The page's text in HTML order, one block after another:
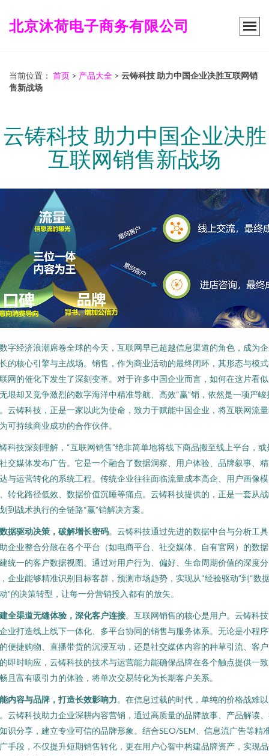
北京沐荷电子商务有限公司
当前位置： 首页 > 产品大全 > 云铸科技 助力中国企业决胜互联网销
售新战场
云铸科技 助力中国企业决胜
互联网销售新战场
字经济浪潮席卷全球的今天，互联网早已超越信息渠道的角色，成为
的核心引擎与主战场。销售，作为商业活动的最终闭环，其形态与模
网的催化下发生了深刻变革。对于许多中国企业而言，如何在这片看
垠却又竞争激烈的数字海洋中精准导航、高效“赢”销，依然是一项严峻
云铸科技，正是一家以此为使命，致力于赋能中国企业，将互联网流
可持续商业成功的合作伙伴。
科技深刻理解，“互联网销售”绝非简单地将线下商品搬至线上平台，或
交媒体发布广告。它是一个融合了数据洞察、用户体验、品牌叙事、
与运营转化的系统工程。传统企业往往面临流量成本高企、用户画像模
转化路径低效、数据价值沉睡等痛点。云铸科技提供的，正是一套从
到战术执行的全链路“赢”销解决方案。
据驱动决策，破解增长密码。云铸科技通过先进的数据中台与分析工
企业整合分散在各个平台（如电商平台、社交媒体、自有官网）的数
统一的客户数据视图。通过对用户行为、偏好、生命周期价值的深度分
企业能够精准识别目标客群，预测市场趋势，实现从“经验驱动”到“数
”的决策转型，让每一分营销投入都有的放矢。
全渠道无缝体验，深化客户连接。互联网销售的核心是用户。云铸科
业打造线上线下一体化、多平台协同的销售与服务体系。无论是小程
便捷购物、直播带货的沉浸互动，还是社交媒体内容的种草引流、客
即时响应，云铸科技的技术与运营能力能确保品牌在各个触点提供一
且富有吸引力的体验，将单次交易转化为长期客户关系。
内容与品牌，打造长效影响力。在信息过载的时代，单纯的价格战难
云铸科技助力企业深耕内容营销，通过高质量的品牌故事、产品解读
识分享，建立专业可信的品牌形象。结合SEO/SEM、信息流广告等精
手段，不仅提升短期销售转化，更在用户心智中构建品牌资产，实现